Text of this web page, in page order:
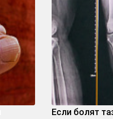
Если болят